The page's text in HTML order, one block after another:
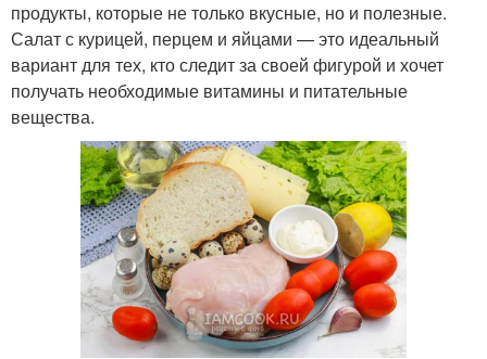
продукты, которые не только вкусные, но и полезные.
Салат с курицей, перцем и яйцами — это идеальный
вариант для тех, кто следит за своей фигурой и хочет
получать необходимые витамины и питательные
вещества.